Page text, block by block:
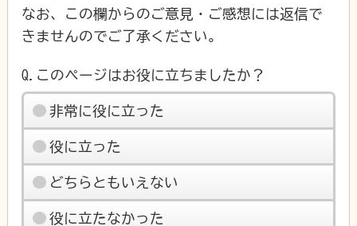
なお、この欄からのご意見・ご感想には返信で
きませんのでご了承ください。
Q.このページはお役に立ちましたか？
非常に役に立った
役に立った
どちらともいえない
役に立たなかった